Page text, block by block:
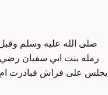
صلى الله عليه وسلم
رمله بنت ابي سفيان رضي
يجلس على فراش فبادرت ام